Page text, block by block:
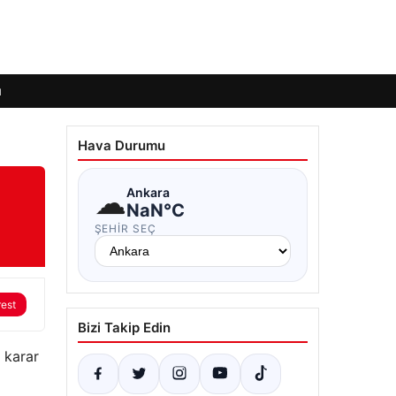
karar
Hava Durumu
☁Ankara
NaN°C
ŞEHIR SEÇ
Bizi Takip Edin